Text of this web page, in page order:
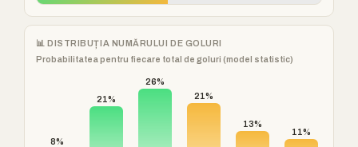
📊 DISTRIBUȚIA NUMĂRULUI DE GOLURI
Probabilitatea pentru fiecare total de goluri (model statistic)
8%
21%
26%
21%
13%
11%